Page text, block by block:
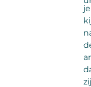
je